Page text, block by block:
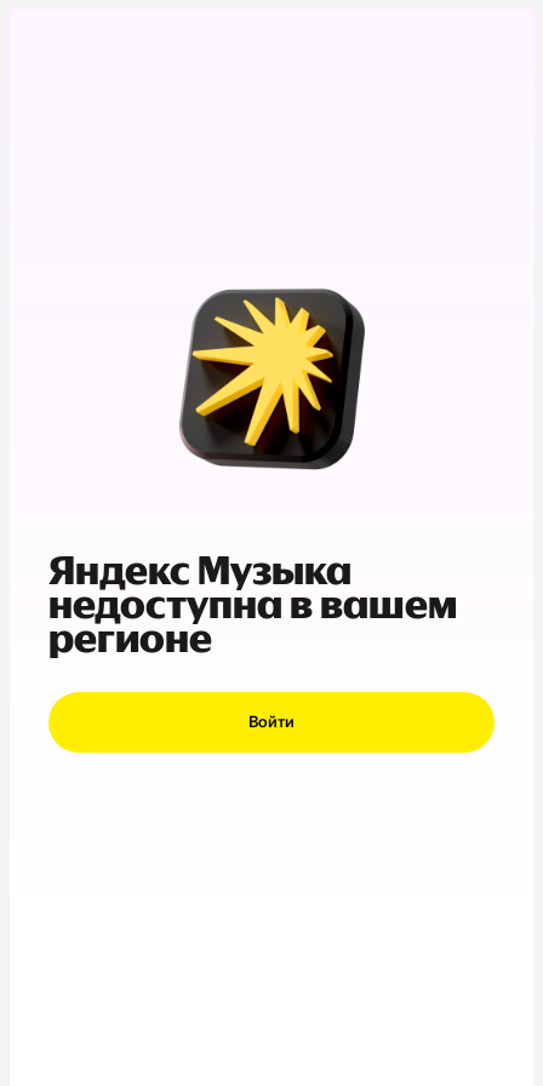
Яндекс Музыка
недоступна в вашем
регионе
Войти